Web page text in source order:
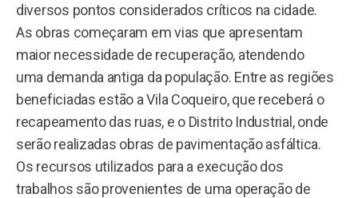
diversos pontos considerados críticos na cidade.
As obras começaram em vias que apresentam
maior necessidade de recuperação, atendendo
uma demanda antiga da população. Entre as regiões
beneficiadas estão a Vila Coqueiro, que receberá o
recapeamento das ruas, e o Distrito Industrial, onde
serão realizadas obras de pavimentação asfáltica.
Os recursos utilizados para a execução dos
trabalhos são provenientes de uma operação de